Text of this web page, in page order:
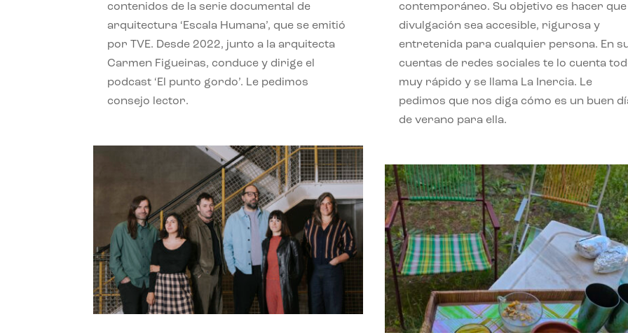
contenidos de la serie documental de
arquitectura ‘Escala Humana’, que se emitió
por TVE. Desde 2022, junto a la arquitecta
Carmen Figueiras, conduce y dirige el
podcast ‘El punto gordo’. Le pedimos
consejo lector.
contemporáneo. Su objetivo es hacer que
divulgación sea accesible, rigurosa y
entretenida para cualquier persona. En
cuentas de redes sociales te lo cuenta
muy rápido y se llama La Inercia. Le
pedimos que nos diga cómo es un buen
de verano para ella.